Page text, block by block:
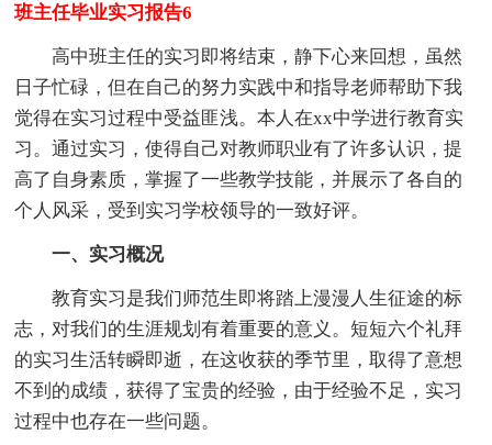
班主任毕业实习报告6
高中班主任的实习即将结束，静下心来回想，虽然
日子忙碌，但在自己的努力实践中和指导老师帮助下我
觉得在实习过程中受益匪浅。本人在xx中学进行教育实
习。通过实习，使得自己对教师职业有了许多认识，提
高了自身素质，掌握了一些教学技能，并展示了各自的
个人风采，受到实习学校领导的一致好评。
一、实习概况
教育实习是我们师范生即将踏上漫漫人生征途的标
志，对我们的生涯规划有着重要的意义。短短六个礼拜
的实习生活转瞬即逝，在这收获的季节里，取得了意想
不到的成绩，获得了宝贵的经验，由于经验不足，实习
过程中也存在一些问题。